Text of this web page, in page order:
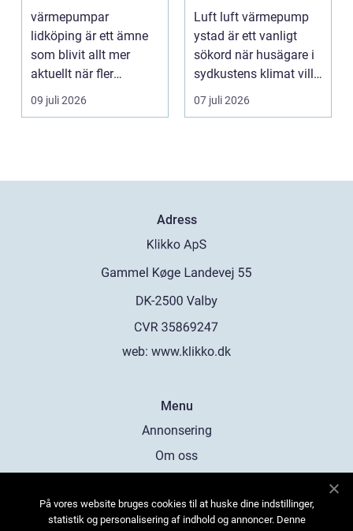
hus och
fastigheter
värmepumpar
lidköping är ett ämne
som blivit allt mer
aktuellt när fler
fastighetsägare vill
kombine...
09 juli 2026
behagligt
inomhusklimat
Året om
Luft luft värmepump
ystad är ett vanligt
sökord när husägare i
sydkustens klimat vill
hitta ett smar...
07 juli 2026
Adress
web: www.klikko.dk
Menu
Annonsering
Om oss
Kontakta oss
På vores website bruges cookies til at huske dine indstillinger,
statistik og personalisering af indhold og annoncer. Denne